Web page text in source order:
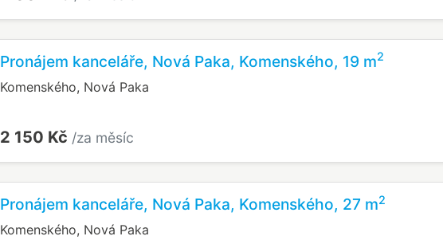
Pronájem kanceláře, Nová Paka, Komenského, 19 m2
Komenského, Nová Paka
2 150 Kč /za měsíc
Pronájem kanceláře, Nová Paka, Komenského, 27 m2
Komenského, Nová Paka